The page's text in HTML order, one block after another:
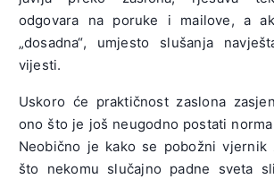
odgovara na poruke i mailove, a
„dosadna“, umjesto slušanja
vijesti.
Uskoro će praktičnost zaslona
ono što je još neugodno postati
Neobično je kako se pobožni vjernik
što nekomu slučajno padne sveta